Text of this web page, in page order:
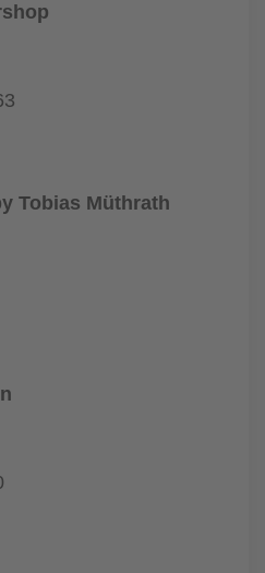
Tobias Müthrath